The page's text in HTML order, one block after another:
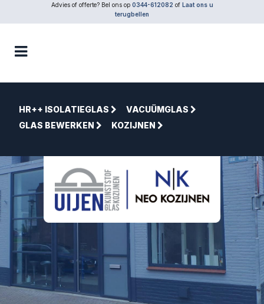
Advies of offerte? Bel ons op 0344-612082 of Laat ons u
terugbellen
HR++ ISOLATIEGLAS
VACUÜMGLAS
GLAS BEWERKEN
KOZIJNEN